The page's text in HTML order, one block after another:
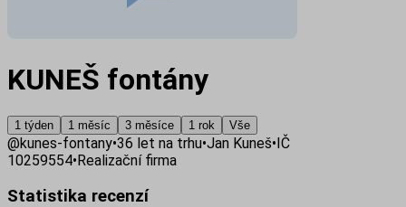
KUNEŠ fontány
1 týden 1 měsíc 3 měsíce 1 rok Vše
@kunes-fontany•36 let na trhu•Jan Kuneš•IČ
10259554•Realizační firma
Statistika recenzí